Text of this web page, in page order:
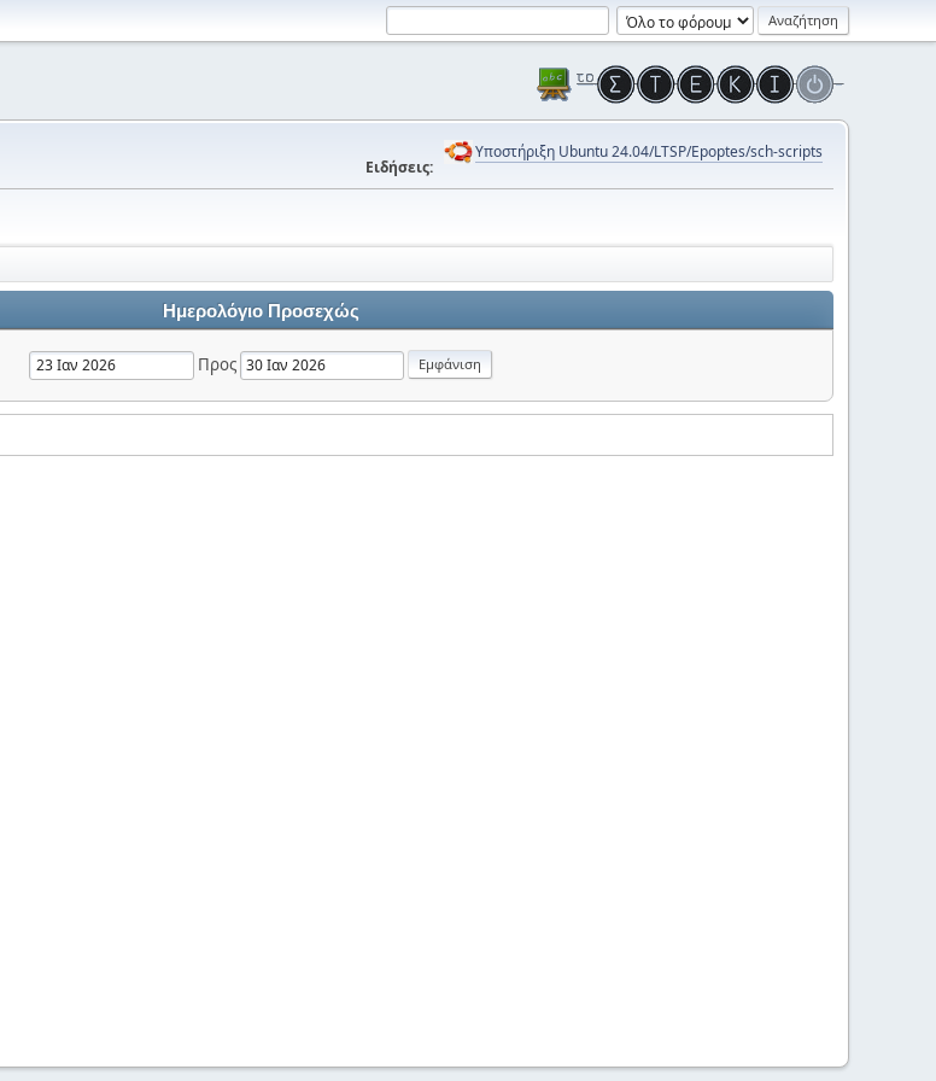
Ειδήσεις:
Υποστήριξη Ubuntu 24.04/LTSP/Epoptes/sch-scripts
Ημερολόγιο Προσεχώς
Προς